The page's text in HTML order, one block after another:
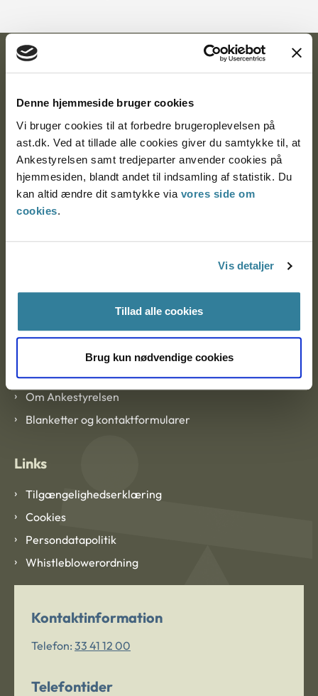
Denne hjemmeside bruger cookies
Vi bruger cookies til at forbedre brugeroplevelsen på
ast.dk. Ved at tillade alle cookies giver du samtykke til, at
Ankestyrelsen samt tredjeparter anvender cookies på
hjemmesiden, blandt andet til indsamling af statistik. Du
kan altid ændre dit samtykke via vores side om
cookies.
Vis detaljer
Tillad alle cookies
Brug kun nødvendige cookies
Ankestyrelsen
Nytorv 7, 2. sal
9000 Aalborg
Ankestyrelsen Aalborg
Ankestyrelsen København
EAN: 57 98 000 35 48 21
Om Ankestyrelsen
Om Ankestyrelsen
Blanketter og kontaktformularer
Links
Tilgængelighedserklæring
Cookies
Persondatapolitik
Whistleblowerordning
Kontaktinformation
Telefon: 33 41 12 00
Telefontider